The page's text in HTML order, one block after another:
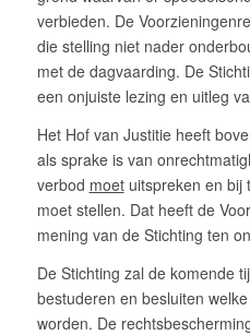
verbieden. De
die stelling niet nader
met de dagvaarding. De
een onjuiste lezing en uitleg
Het Hof van Justitie heeft
als sprake is van
verbod moetuitspreken en bij
moet stellen. Dat heeft de
mening van de Stichting ten
De Stichting zal de komende
bestuderen en besluiten
worden. De